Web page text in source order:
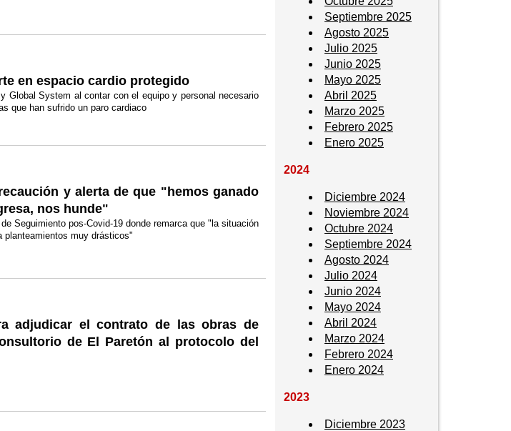
en espacio cardio protegido
Global System al contar con el equipo y personal necesario
que han sufrido un paro cardiaco
y alerta de que "hemos ganado
nos hunde"
Seguimiento pos-Covid-19 donde remarca que "la situación
planteamientos muy drásticos"
adjudicar el contrato de las obras de
de El Paretón al protocolo del
Septiembre 2025
Agosto 2025
Julio 2025
Junio 2025
Mayo 2025
Abril 2025
Marzo 2025
Febrero 2025
Enero 2025
2024
Diciembre 2024
Noviembre 2024
Octubre 2024
Septiembre 2024
Agosto 2024
Julio 2024
Junio 2024
Mayo 2024
Abril 2024
Marzo 2024
Febrero 2024
Enero 2024
2023
Diciembre 2023